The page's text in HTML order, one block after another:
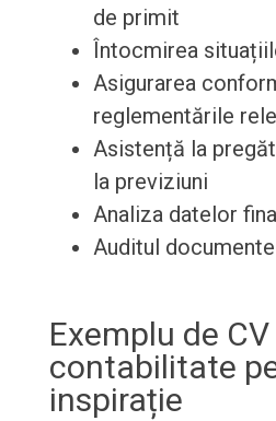
de primit
Întocmirea
Asigurarea
reglementările
Asistență la
la previziuni
Analiza datelor
Auditul
Exemplu de
contabilitate
inspirație